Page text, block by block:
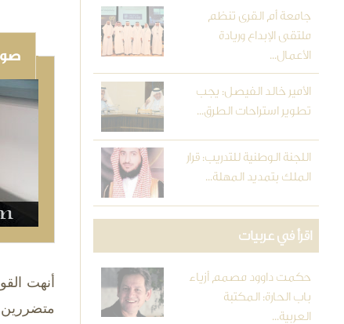
متضررين
جامعة أم القرى تنظم
ملتقى الإبداع وريادة
الأعمال...
الأمير خالد الفيصل: يجب
تطوير استراحات الطرق...
اللجنة الوطنية للتدريب: قرار
الملك بتمديد المهلة...
اقرأ في عربيات
حكمت داوود مصمم أزياء
باب الحارة: المكتبة
العربية...